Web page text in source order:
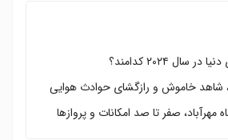
سال ۲۰۲۴ کدامند؟
شاهد خاموش و رازگشای حوادث هوایی
مهرآباد، صفر تا صد امکانات و پروازها